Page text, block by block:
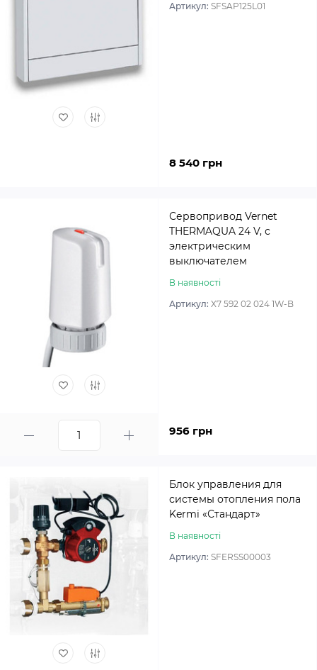
Артикул: SFSAP125L01
8 540 грн
Сервопривод Vernet
THERMAQUA 24 V, с
электрическим
выключателем
В наявності
Артикул: X7 592 02 024 1W-B
956 грн
Блок управления для
системы отопления пола
Kermi «Стандарт»
В наявності
Артикул: SFERSS00003